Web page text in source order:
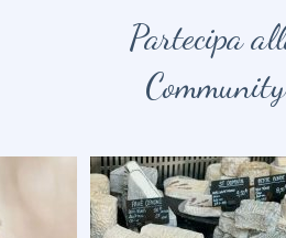
Partecipa
Community